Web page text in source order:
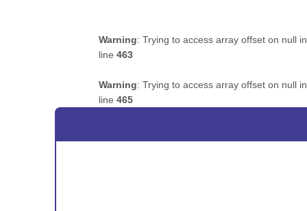
Warning: Trying to access array offset on null in
line 463
Warning: Trying to access array offset on null in
line 465